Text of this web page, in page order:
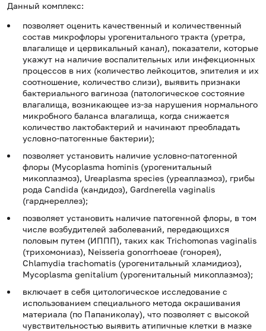
Данный комплекс:
позволяет оценить качественный и количественный
состав микрофлоры урогенитального тракта (уретра,
влагалище и цервикальный канал), показатели, которые
укажут на наличие воспалительных или инфекционных
процессов в них (количество лейкоцитов, эпителия и их
соотношение, количество слизи), выявить признаки
бактериального вагиноза (патологическое состояние
влагалища, возникающее из-за нарушения нормального
микробного баланса влагалища, когда снижается
количество лактобактерий и начинают преобладать
условно-патогенные бактерии);
позволяет установить наличие условно-патогенной
флоры (Mycoplasma hominis (урогенитальный
микоплазмоз), Ureaplasma species (уреаплазмоз), грибы
рода Candida (кандидоз), Gardnerella vaginalis
(гарднереллез);
позволяет установить наличие патогенной флоры, в том
числе возбудителей заболеваний, передающихся
половым путем (ИППП), таких как Trichomonas vaginalis
(трихомониаз), Neisseria gonorrhoeae (гонорея),
Chlamydia trachomatis (урогенитальный хламидиоз),
Mycoplasma genitalium (урогенитальный микоплазмоз);
включает в себя цитологическое исследование с
использованием специального метода окрашивания
материала (по Папаниколау), что позволяет с высокой
чувствительностью выявить атипичные клетки в мазке